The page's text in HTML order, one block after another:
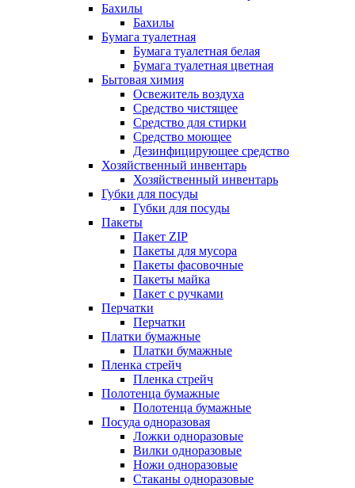
Бахилы
Бахилы
Бумага туалетная
Бумага туалетная белая
Бумага туалетная цветная
Бытовая химия
Освежитель воздуха
Средство чистящее
Средство для стирки
Средство моющее
Дезинфицирующее средство
Хозяйственный инвентарь
Хозяйственный инвентарь
Губки для посуды
Губки для посуды
Пакеты
Пакет ZIP
Пакеты для мусора
Пакеты фасовочные
Пакеты майка
Пакет с ручками
Перчатки
Перчатки
Платки бумажные
Платки бумажные
Пленка стрейч
Пленка стрейч
Полотенца бумажные
Полотенца бумажные
Посуда одноразовая
Ложки одноразовые
Вилки одноразовые
Ножи одноразовые
Стаканы одноразовые